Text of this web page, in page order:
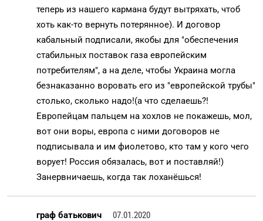
теперь из нашего кармана будут вытряхать, чтоб
хоть как-то вернуть потерянное). И договор
кабальный подписали, якобы для "обеспечения
стабильных поставок газа европейским
потребителям", а на деле, чтобы Украина могла
безнаказанно воровать его из "европейской трубы"
столько, сколько надо!(а что сделаешь?!
Европейцам пальцем на хохлов не покажешь, мол,
вот они воры, европа с ними договоров не
подписывала и им фиолетово, кто там у кого чего
ворует! Россия обязалась, вот и поставляй!)
Занервничаешь, когда так лоханёшься!
граф батькович
07.01.2020